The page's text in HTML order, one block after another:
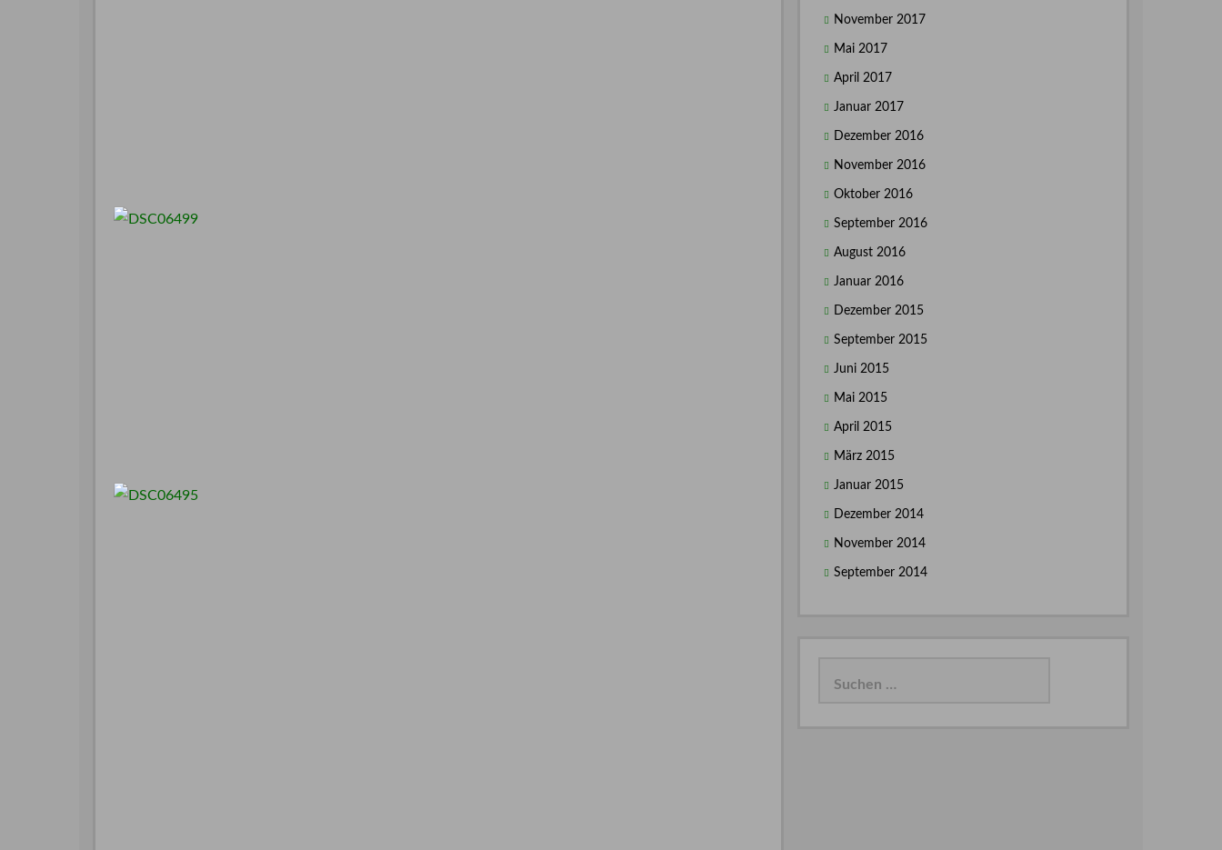
November 2017
Mai 2017
April 2017
Januar 2017
Dezember 2016
November 2016
Oktober 2016
September 2016
August 2016
Januar 2016
Dezember 2015
September 2015
Juni 2015
Mai 2015
April 2015
März 2015
Januar 2015
Dezember 2014
November 2014
September 2014